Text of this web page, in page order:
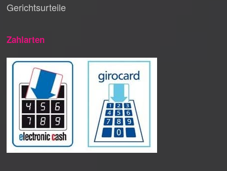
Gerichtsurteile
Zahlarten